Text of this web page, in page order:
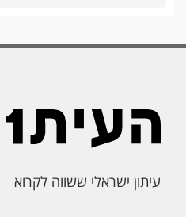
עיתון ישראלי ששווה לקרוא